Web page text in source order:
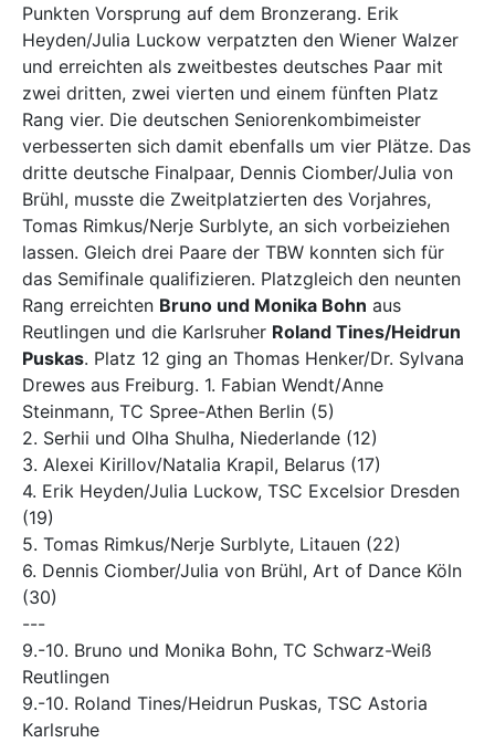
Punkten Vorsprung auf dem Bronzerang. Erik
Heyden/Julia Luckow verpatzten den Wiener Walzer
und erreichten als zweitbestes deutsches Paar mit
zwei dritten, zwei vierten und einem fünften Platz
Rang vier. Die deutschen Seniorenkombimeister
verbesserten sich damit ebenfalls um vier Plätze. Das
dritte deutsche Finalpaar, Dennis Ciomber/Julia von
Brühl, musste die Zweitplatzierten des Vorjahres,
Tomas Rimkus/Nerje Surblyte, an sich vorbeiziehen
lassen. Gleich drei Paare der TBW konnten sich für
das Semifinale qualifizieren. Platzgleich den neunten
Rang erreichten Bruno und Monika Bohn aus
Reutlingen und die Karlsruher Roland Tines/Heidrun
Puskas. Platz 12 ging an Thomas Henker/Dr. Sylvana
Drewes aus Freiburg. 1. Fabian Wendt/Anne
Steinmann, TC Spree-Athen Berlin (5)
2. Serhii und Olha Shulha, Niederlande (12)
3. Alexei Kirillov/Natalia Krapil, Belarus (17)
4. Erik Heyden/Julia Luckow, TSC Excelsior Dresden
(19)
5. Tomas Rimkus/Nerje Surblyte, Litauen (22)
6. Dennis Ciomber/Julia von Brühl, Art of Dance Köln
(30)
---
9.-10. Bruno und Monika Bohn, TC Schwarz-Weiß
Reutlingen
9.-10. Roland Tines/Heidrun Puskas, TSC Astoria
Karlsruhe